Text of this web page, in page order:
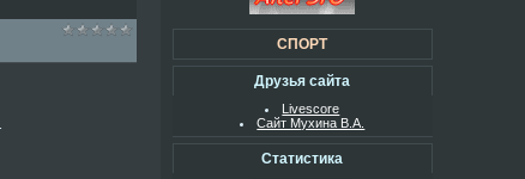
СПОРТ
Друзья сайта
Livescore
Сайт Мухина В.А.
Статистика